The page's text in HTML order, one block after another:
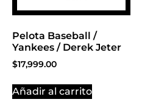
Pelota Baseball /
Yankees / Derek Jeter
$17,999.00
Añadir al carrito